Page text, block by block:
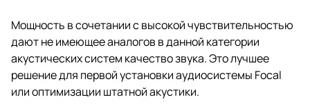
Мощность в сочетании с высокой чувствительностью
дают не имеющее аналогов в данной категории
акустических систем качество звука. Это лучшее
решение для первой установки аудиосистемы Focal
или оптимизации штатной акустики.